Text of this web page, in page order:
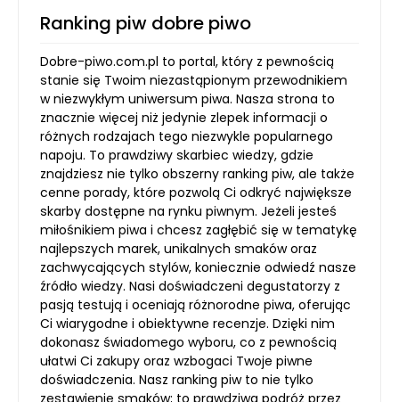
Ranking piw dobre piwo
Dobre-piwo.com.pl to portal, który z pewnością
stanie się Twoim niezastąpionym przewodnikiem
w niezwykłym uniwersum piwa. Nasza strona to
znacznie więcej niż jedynie zlepek informacji o
różnych rodzajach tego niezwykle popularnego
napoju. To prawdziwy skarbiec wiedzy, gdzie
znajdziesz nie tylko obszerny ranking piw, ale także
cenne porady, które pozwolą Ci odkryć największe
skarby dostępne na rynku piwnym. Jeżeli jesteś
miłośnikiem piwa i chcesz zagłębić się w tematykę
najlepszych marek, unikalnych smaków oraz
zachwycających stylów, koniecznie odwiedź nasze
źródło wiedzy. Nasi doświadczeni degustatorzy z
pasją testują i oceniają różnorodne piwa, oferując
Ci wiarygodne i obiektywne recenzje. Dzięki nim
dokonasz świadomego wyboru, co z pewnością
ułatwi Ci zakupy oraz wzbogaci Twoje piwne
doświadczenia. Nasz ranking piw to nie tylko
zestawienie smaków; to prawdziwa podróż przez